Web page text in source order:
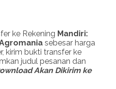
ke Rekening Mandiri:
Agromania sebesar harga
kirim bukti transfer ke
judul pesanan dan
Akan Dikirim ke